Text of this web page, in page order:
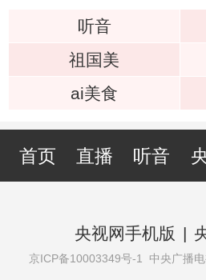
听音
祖国美
ai美食
首页 直播 听音
央视网手机版 |
京ICP备10003349号-1 中央广播